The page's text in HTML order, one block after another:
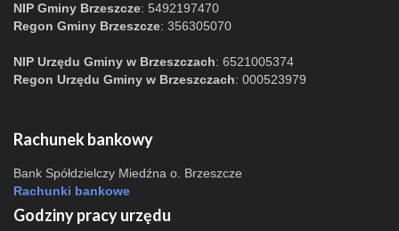
NIP Gminy Brzeszcze: 5492197470
Regon Gminy Brzeszcze: 356305070
NIP Urzędu Gminy w Brzeszczach: 6521005374
Regon Urzędu Gminy w Brzeszczach: 000523979
Rachunek bankowy
Bank Spółdzielczy Miedźna o. Brzeszcze
Rachunki bankowe
Godziny pracy urzędu